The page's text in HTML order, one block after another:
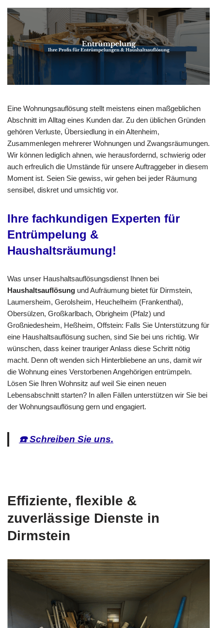
Eine Wohnungsauflösung stellt meistens einen maßgeblichen
Abschnitt im Alltag eines Kunden dar. Zu den üblichen Gründen
gehören Verluste, Übersiedlung in ein Altenheim,
Zusammenlegen mehrerer Wohnungen und Zwangsräumungen.
Wir können lediglich ahnen, wie herausfordernd, schwierig oder
auch erfreulich die Umstände für unsere Auftraggeber in diesem
Moment ist. Seien Sie gewiss, wir gehen bei jeder Räumung
sensibel, diskret und umsichtig vor.
Ihre fachkundigen Experten für
Entrümpelung &
Haushaltsräumung!
Was unser Haushaltsauflösungsdienst Ihnen bei
Haushaltsauflösung und Aufräumung bietet für Dirmstein,
Laumersheim, Gerolsheim, Heuchelheim (Frankenthal),
Obersülzen, Großkarlbach, Obrigheim (Pfalz) und
Großniedesheim, Heßheim, Offstein: Falls Sie Unterstützung für
eine Haushaltsauflösung suchen, sind Sie bei uns richtig. Wir
wünschen, dass keiner trauriger Anlass diese Schritt nötig
macht. Denn oft wenden sich Hinterbliebene an uns, damit wir
die Wohnung eines Verstorbenen Angehörigen entrümpeln.
Lösen Sie Ihren Wohnsitz auf weil Sie einen neuen
Lebensabschnitt starten? In allen Fällen unterstützen wir Sie bei
der Wohnungsauflösung gern und engagiert.
☎️ Schreiben Sie uns.
Effiziente, flexible &
zuverlässige Dienste in
Dirmstein